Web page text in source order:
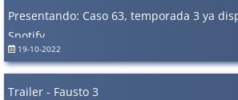
Presentando: Caso 63, temporada 3 ya
Spotify
19-10-2022
Trailer - Fausto 3